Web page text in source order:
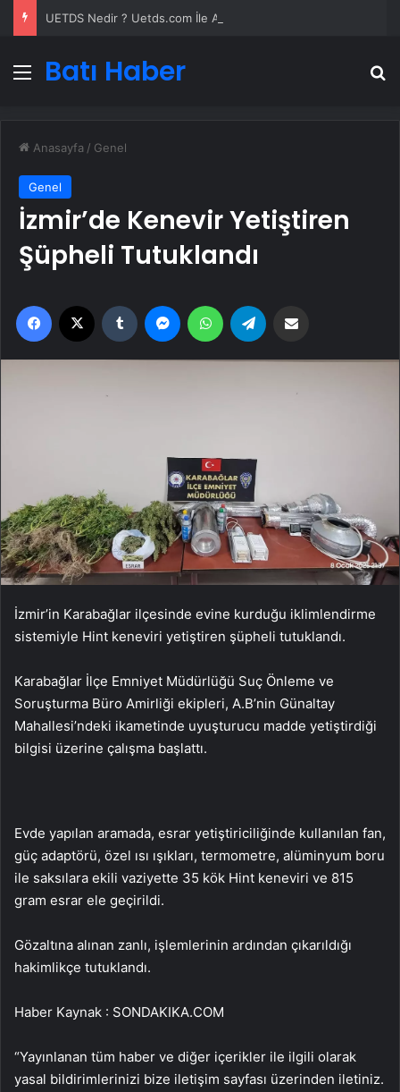
Menü
Batı Haber
Anasayfa / Genel
Genel
İzmir’de Kenevir Yetiştiren
Şüpheli Tutuklandı
Facebook Tumblr MessengerWhatsApp
İzmir’in Karabağlar ilçesinde evine kurduğu iklimlendirme
sistemiyle Hint keneviri yetiştiren şüpheli tutuklandı.
Karabağlar İlçe Emniyet Müdürlüğü Suç Önleme ve
Soruşturma Büro Amirliği ekipleri, A.B’nin Günaltay
Mahallesi’ndeki ikametinde uyuşturucu madde yetiştirdiği
bilgisi üzerine çalışma başlattı.
Evde yapılan aramada, esrar yetiştiriciliğinde kullanılan fan,
güç adaptörü, özel ısı ışıkları, termometre, alüminyum boru
ile saksılara ekili vaziyette 35 kök Hint keneviri ve 815
gram esrar ele geçirildi.
Gözaltına alınan zanlı, işlemlerinin ardından çıkarıldığı
hakimlikçe tutuklandı.
Haber Kaynak : SONDAKIKA.COM
“Yayınlanan tüm haber ve diğer içerikler ile ilgili olarak
yasal bildirimlerinizi bize iletişim sayfası üzerinden iletiniz.